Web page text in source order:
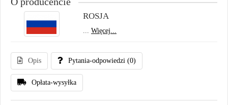
ROSJA
... Więcej...
Opis Pytania-odpowiedzi (0)
Opłata-wysyłka